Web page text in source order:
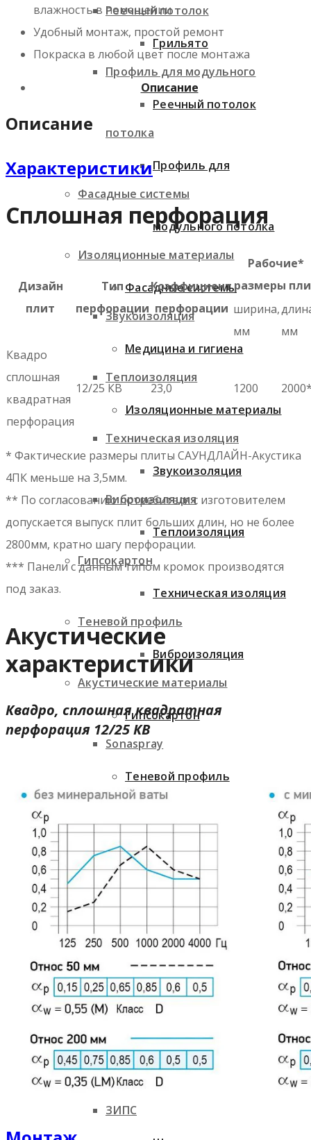
Реечный потолок
Профиль для модульного
потолка
Фасадные системы
Изоляционные материалы
Звукоизоляция
Теплоизоляция
Техническая изоляция
Виброизоляция
Гипсокартон
Теневой профиль
Акустические материалы
Sonaspray
Decoustic
Шуманет
Саундлюкс
Саундлайн-акустика
Акуфлекс
ЗИПС
Грильято
Реечный потолок
Профиль для
модульного потолка
Фасадные системы
Медицина и гигиена
Изоляционные материалы
Звукоизоляция
Теплоизоляция
Техническая изоляция
Виброизоляция
Гипсокартон
Теневой профиль
Звукоизоляционные
Decoustic
влажность в помещении
Удобный монтаж, простой ремонт
Покраска в любой цвет после монтажа
Описание
Описание
Характеристики
Сплошная перфорация
Дизайн
плит
Тип
перфорации
Коэффициент
перфорации
Рабочие*
размеры
ширина,
мм
мм
Квадро
сплошная
квадратная
перфорация
12/25 КВ 23,0 1200
* Фактические размеры плиты САУНДЛАЙН-Акустика
4ПК меньше на 3,5мм.
** По согласованию потребителя с изготовителем
допускается выпуск плит больших длин, но не более
2800мм, кратно шагу перфорации.
*** Панели с данным типом кромок производятся
под заказ.
Акустические
характеристики
Квадро, сплошная квадратная
перфорация 12/25 КВ